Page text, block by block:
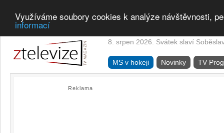
Využíváme soubory cookies k analýze návštěvnosti,
informací
8. srpen 2026. Svátek slaví
MS v hokeji Novinky TV
Reklama